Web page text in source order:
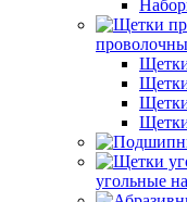
угольные